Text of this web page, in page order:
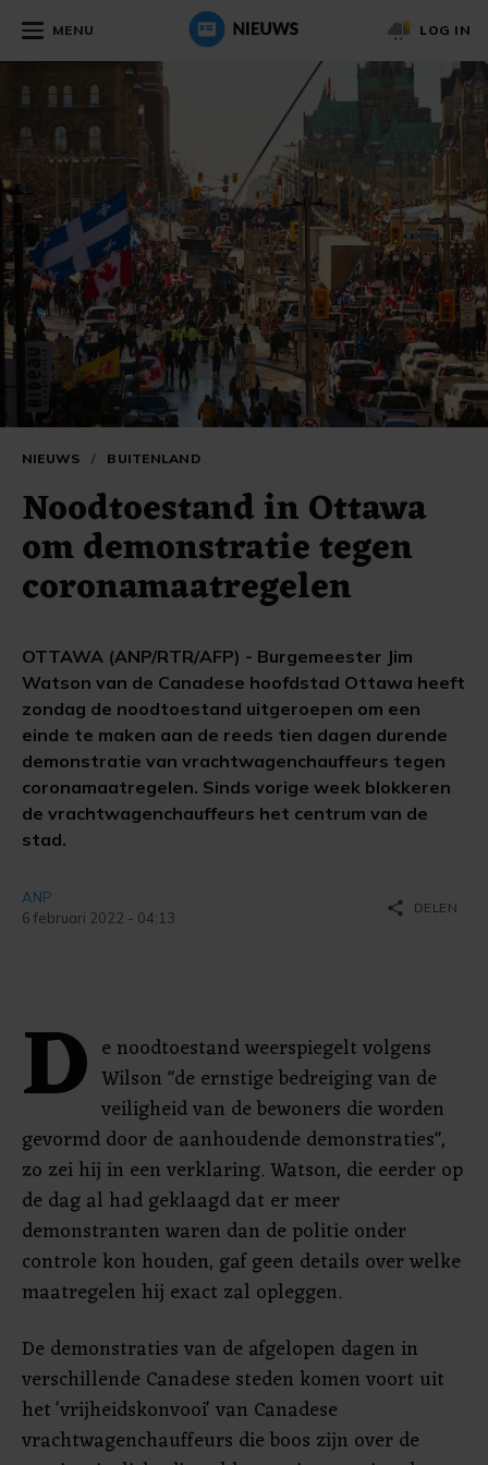
MENU LOG IN
NIEUWS / BUITENLAND
Noodtoestand in Ottawa
om demonstratie tegen
coronamaatregelen
OTTAWA (ANP/RTR/AFP) - Burgemeester Jim
Watson van de Canadese hoofdstad Ottawa heeft
zondag de noodtoestand uitgeroepen om een
einde te maken aan de reeds tien dagen durende
demonstratie van vrachtwagenchauffeurs tegen
coronamaatregelen. Sinds vorige week blokkeren
de vrachtwagenchauffeurs het centrum van de
stad.
ANP
6 februari 2022 - 04:13
share DELEN
D e noodtoestand weerspiegelt volgens
Wilson "de ernstige bedreiging van de
veiligheid van de bewoners die worden
gevormd door de aanhoudende demonstraties",
zo zei hij in een verklaring. Watson, die eerder op
de dag al had geklaagd dat er meer
demonstranten waren dan de politie onder
controle kon houden, gaf geen details over welke
maatregelen hij exact zal opleggen.
De demonstraties van de afgelopen dagen in
verschillende Canadese steden komen voort uit
het 'vrijheidskonvooi' van Canadese
vrachtwagenchauffeurs die boos zijn over de